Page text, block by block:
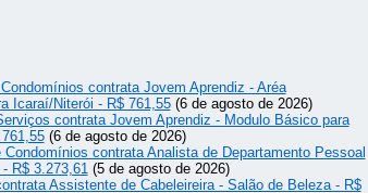
contrata Jovem Aprendiz - Aréa
Icaraí/Niterói - R$ 761,55(6 de agosto de 2026)
contrata Jovem Aprendiz - Modulo Básico para
(6 de agosto de 2026)
Condomínios contrata Analista de Departamento Pessoal
R$ 3.273,61(5 de agosto de 2026)
Assistente de Cabeleireira - Salão de Beleza - R$